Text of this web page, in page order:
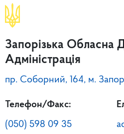
Запорізька Обласна
Адміністрація
пр. Соборний, 164, м.
Телефон/Факс:
(050) 598 09 35